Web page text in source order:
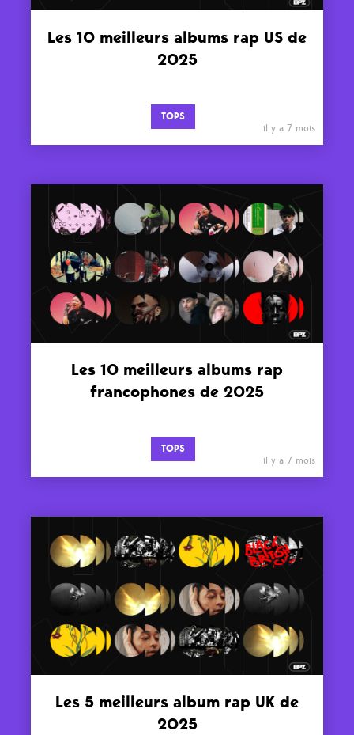
Les 10 meilleurs albums rap US de
2025
TOPS
il y a 7 mois
Les 10 meilleurs albums rap
francophones de 2025
TOPS
il y a 7 mois
Les 5 meilleurs album rap UK de
2025